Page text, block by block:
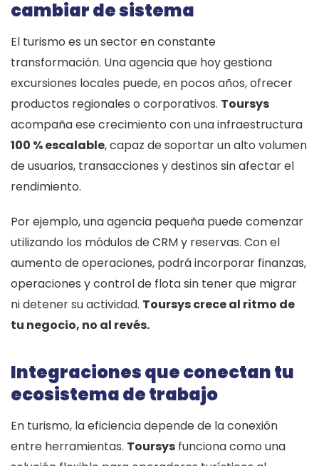
cambiar de sistema
El turismo es un sector en constante
transformación. Una agencia que hoy gestiona
excursiones locales puede, en pocos años, ofrecer
productos regionales o corporativos. Toursys
acompaña ese crecimiento con una infraestructura
100 % escalable, capaz de soportar un alto volumen
de usuarios, transacciones y destinos sin afectar el
rendimiento.
Por ejemplo, una agencia pequeña puede comenzar
utilizando los módulos de CRM y reservas. Con el
aumento de operaciones, podrá incorporar finanzas,
operaciones y control de flota sin tener que migrar
ni detener su actividad. Toursys crece al ritmo de
tu negocio, no al revés.
Integraciones que conectan tu
ecosistema de trabajo
En turismo, la eficiencia depende de la conexión
entre herramientas. Toursys funciona como una